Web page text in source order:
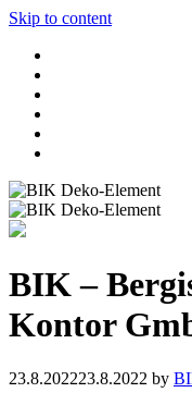
Skip to content
BIK –
Kontor
23.8.202223.8.2022 by